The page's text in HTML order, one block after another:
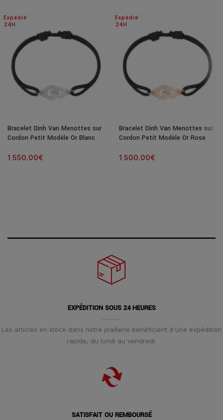
24H
Expédié
Bracelet Dinh Van Menottes sur
Cordon Petit Modèle Or Blanc
1 550.00€
24H
Expédié
Bracelet Dinh Van Menottes sur
Cordon Petit Modèle Or Rose
1 500.00€
EXPÉDITION SOUS 24 HEURES
Les articles en stock dans notre joaillerie bénéficient d'une expédition
rapide, du lundi au vendredi.
SATISFAIT OU REMBOURSÉ